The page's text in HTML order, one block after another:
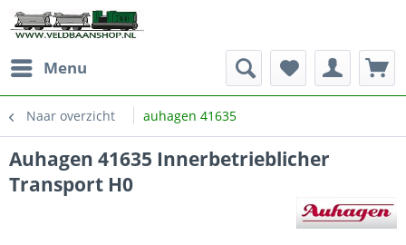
Menu
Naar overzicht auhagen 41635
Auhagen 41635 Innerbetrieblicher
Transport H0